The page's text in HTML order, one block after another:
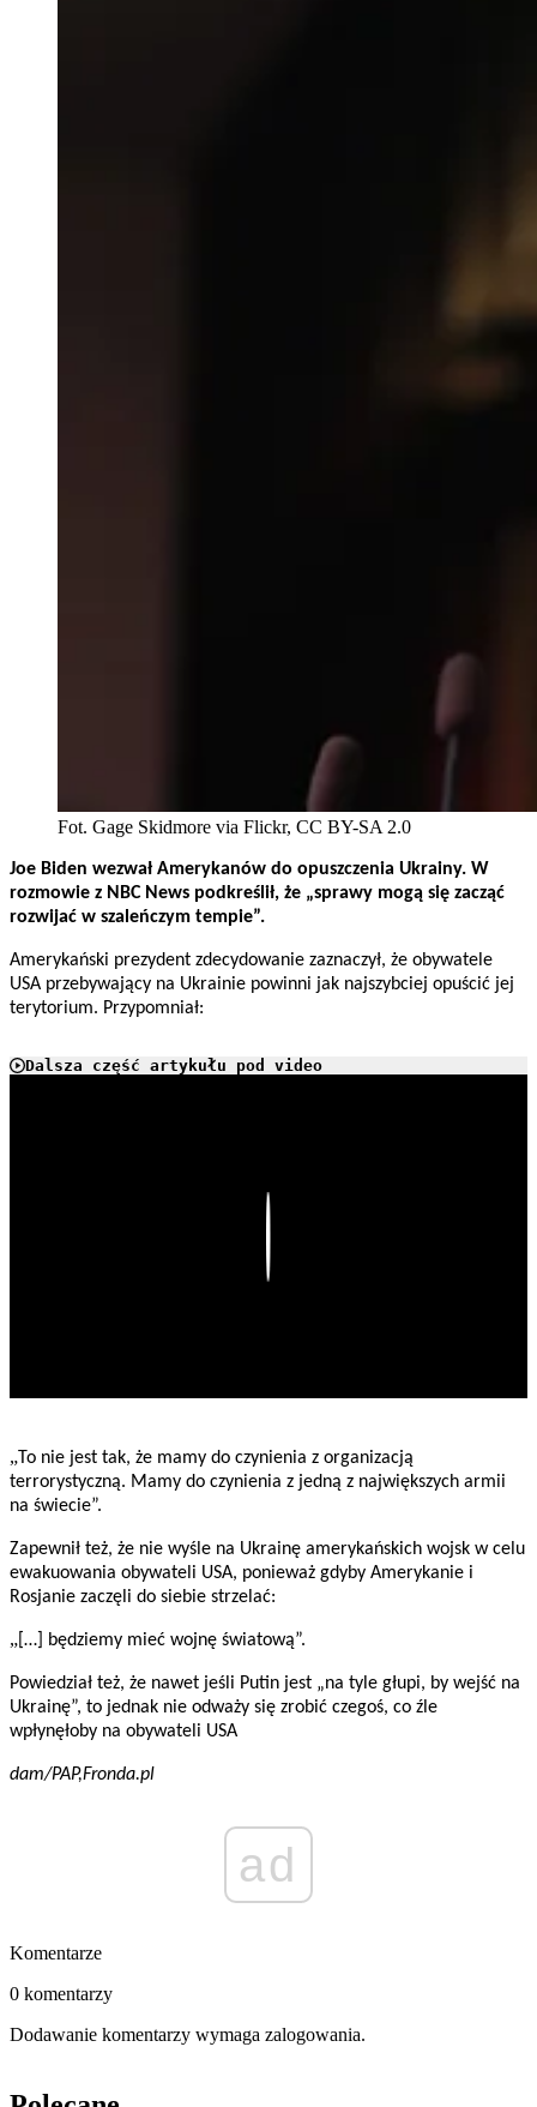
Fot. Gage Skidmore via Flickr, CC BY-SA 2.0
Joe Biden wezwał Amerykanów do opuszczenia Ukrainy. W
rozmowie z NBC News podkreślił, że „sprawy mogą się zacząć
rozwijać w szaleńczym tempie”.
Amerykański prezydent zdecydowanie zaznaczył, że obywatele
USA przebywający na Ukrainie powinni jak najszybciej opuścić jej
terytorium. Przypomniał:
Dalsza część artykułu pod video
„To nie jest tak, że mamy do czynienia z organizacją
terrorystyczną. Mamy do czynienia z jedną z największych armii
na świecie”.
Zapewnił też, że nie wyśle na Ukrainę amerykańskich wojsk w celu
ewakuowania obywateli USA, ponieważ gdyby Amerykanie i
Rosjanie zaczęli do siebie strzelać:
„ […] będziemy mieć wojnę światową”.
Powiedział też, że nawet jeśli Putin jest „na tyle głupi, by wejść na
Ukrainę”, to jednak nie odważy się zrobić czegoś, co źle
wpłynęłoby na obywateli USA
dam/PAP,Fronda.pl
ad
Komentarze
0 komentarzy
Dodawanie komentarzy wymaga zalogowania.